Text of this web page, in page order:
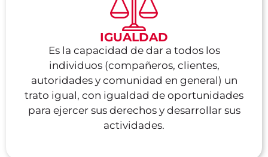
IGUALDAD
Es la capacidad de dar a todos los
individuos (compañeros, clientes,
autoridades y comunidad en general) un
trato igual, con igualdad de oportunidades
para ejercer sus derechos y desarrollar sus
actividades.